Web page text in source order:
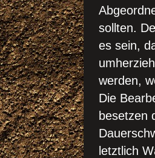
sollten.
es sein,
werden,
Die
besetzen
letztlich